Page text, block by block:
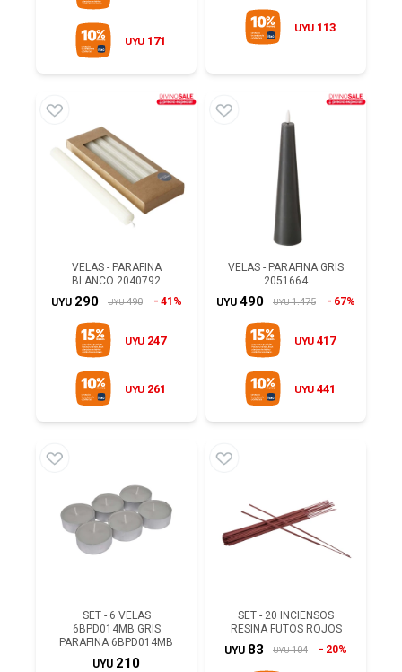
UYU 171
UYU 113
VELAS - PARAFINA
BLANCO 2040792
UYU 290 UYU 490 41%
UYU 247
UYU 261
VELAS - PARAFINA GRIS
2051664
UYU 490 UYU 1.475 67%
UYU 417
UYU 441
SET - 6 VELAS
6BPD014MB GRIS
PARAFINA 6BPD014MB
UYU 210
SET - 20 INCIENSOS
RESINA FUTOS ROJOS
UYU 83 UYU 104 20%